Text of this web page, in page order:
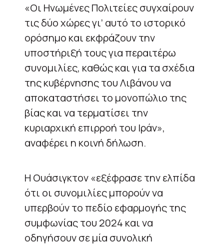
«Οι Ηνωμένες Πολιτείες συγχαίρουν
τις δύο χώρες γι’ αυτό το ιστορικό
ορόσημο και εκφράζουν την
υποστήριξή τους για περαιτέρω
συνομιλίες, καθώς και για τα σχέδια
της κυβέρνησης του Λιβάνου να
αποκαταστήσει το μονοπώλιο της
βίας και να τερματίσει την
κυριαρχική επιρροή του Ιράν»,
αναφέρει η κοινή δήλωση.
Η Ουάσιγκτον «εξέφρασε την ελπίδα
ότι οι συνομιλίες μπορούν να
υπερβούν το πεδίο εφαρμογής της
συμφωνίας του 2024 και να
οδηγήσουν σε μία συνολική